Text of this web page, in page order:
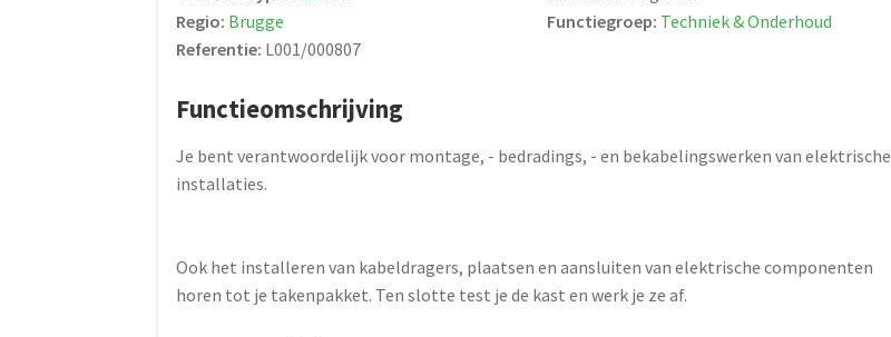
Regio: Brugge Functiegroep: Techniek & Onderhoud
Referentie: L001/000807
Functieomschrijving
Je bent verantwoordelijk voor montage, - bedradings, - en bekabelingswerken van elektrische
installaties.
Ook het installeren van kabeldragers, plaatsen en aansluiten van elektrische componenten
horen tot je takenpakket. Ten slotte test je de kast en werk je ze af.